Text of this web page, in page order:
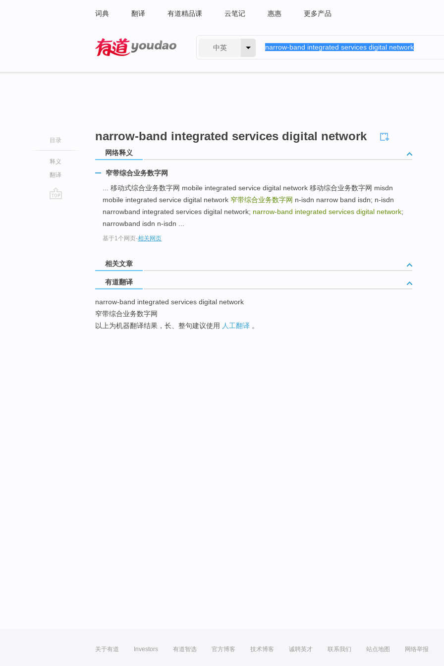
词典 翻译 有道精品课 云笔记 惠惠 更多产品
中英
目录
释义
翻译
narrow-band integrated services digital network
网络释义
窄带综合业务数字网
... 移动式综合业务数字网 mobile integrated service digital network 移动综合业务数字网 misdn
mobile integrated service digital network 窄带综合业务数字网 n-isdn narrow band isdn; n-isdn
narrowband integrated services digital network; narrow-band integrated services digital network;
narrowband isdn n-isdn ...
基于1个网页-相关网页
相关文章
有道翻译
narrow-band integrated services digital network
窄带综合业务数字网
以上为机器翻译结果，长、整句建议使用 人工翻译 。
关于有道 Investors 有道智选 官方博客 技术博客 诚聘英才 联系我们 站点地图 网络举报